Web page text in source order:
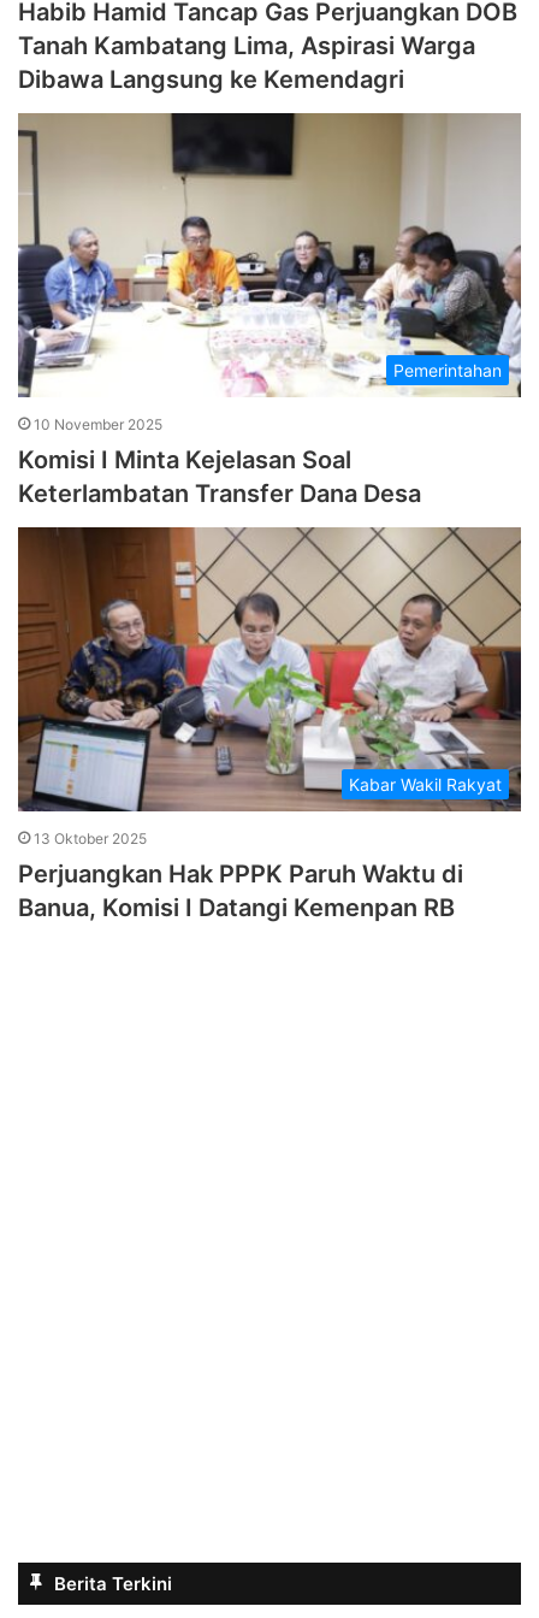
Habib Hamid Tancap Gas Perjuangkan DOB
Tanah Kambatang Lima, Aspirasi Warga
Dibawa Langsung ke Kemendagri
Pemerintahan
10 November 2025
Komisi I Minta Kejelasan Soal
Keterlambatan Transfer Dana Desa
Kabar Wakil Rakyat
13 Oktober 2025
Perjuangkan Hak PPPK Paruh Waktu di
Banua, Komisi I Datangi Kemenpan RB
Berita Terkini